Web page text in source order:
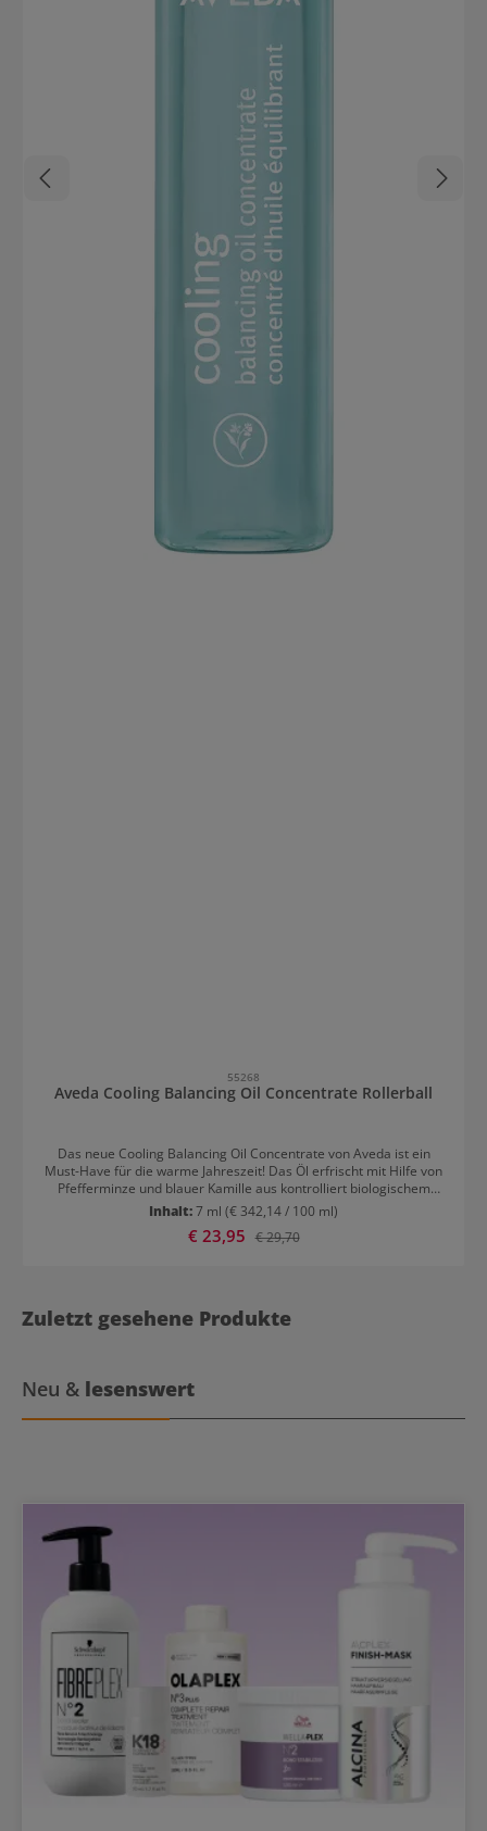
55268
Aveda Cooling Balancing Oil Concentrate Rollerball
Das neue Cooling Balancing Oil Concentrate von Aveda ist ein
Must-Have für die warme Jahreszeit! Das Öl erfrischt mit Hilfe von
Pfefferminze und blauer Kamille aus kontrolliert biologischem
Anbau die Haut an heißen Tagen und löst gleichzeitig
Verspannungen. Basierend auf der Grundlage der ayurvedischen
Heillehre, wirken die 100% natürlichen Inhaltsstoffe kühlend und
Inhalt:7 ml (€ 342,14 / 100 ml)
Verkaufspreis:
€ 23,95 Regulärer Preis:
€ 29,70
Zuletzt gesehene Produkte
Neu & lesenswert